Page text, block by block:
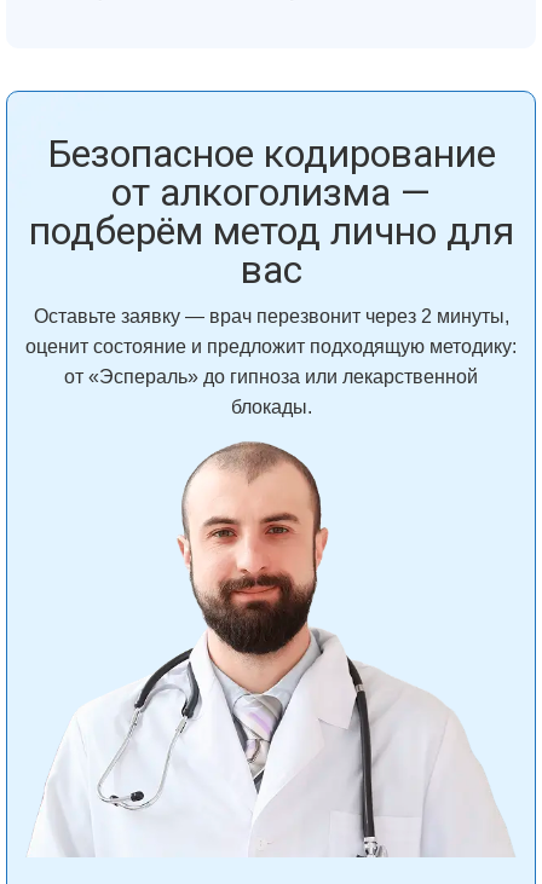
Безопасное кодирование
от алкоголизма —
подберём метод лично для
вас
Оставьте заявку — врач перезвонит через 2 минуты,
оценит состояние и предложит подходящую методику:
от «Эспераль» до гипноза или лекарственной
блокады.